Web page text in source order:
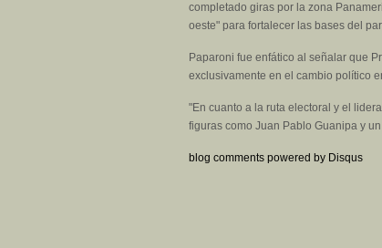
completado giras por la zona
oeste" para fortalecer las bases del
Paparoni fue enfático al señalar que
exclusivamente en el cambio político
"En cuanto a la ruta electoral y el
figuras como Juan Pablo Guanipa y
blog comments powered by Disqus